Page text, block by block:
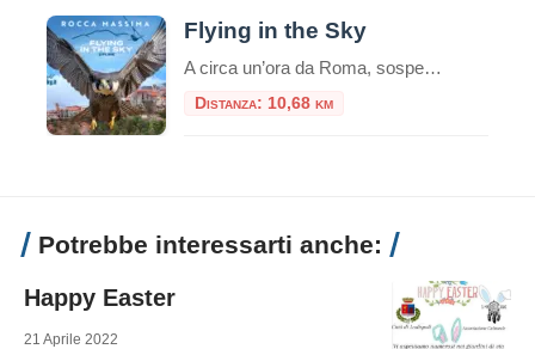
Flying in the Sky
A circa un’ora da Roma, sospeso tra i Monti Lepini e il Mar Tirreno, Rocca Massima ospita una delle esperienze più adrenaliniche del Lazio: il Flying in the Sky, noto anche come il Volo dell’Angelo. Non è un semplice lancio nel vuoto: è un volo a 360° sopra panorami mozzafiato, con l’ebrezza di sfrecciare nell’aria […]
Distanza: 10,68 km
Potrebbe interessarti anche:
Happy Easter
21 Aprile 2022